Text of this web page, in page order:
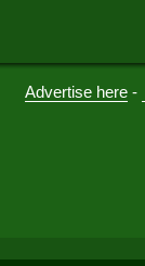
Advertise here -